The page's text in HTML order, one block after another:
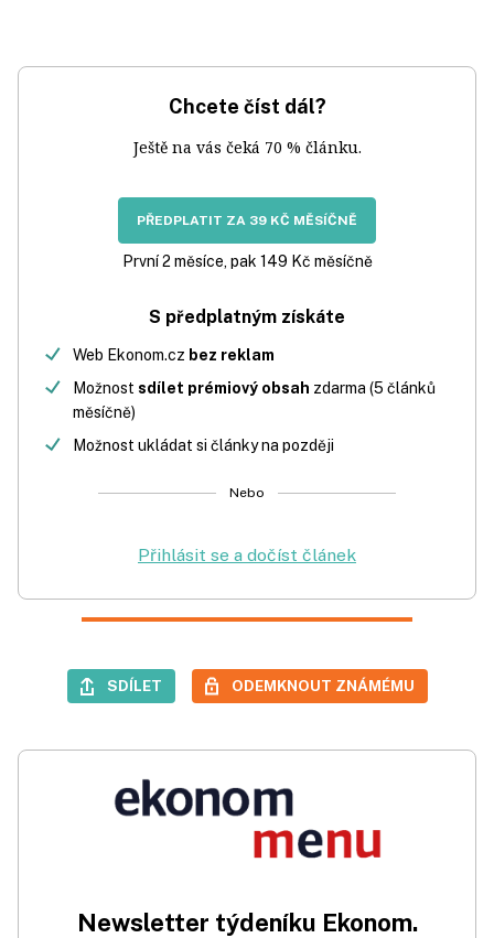
Chcete číst dál?
Ještě na vás čeká 70 % článku.
PŘEDPLATIT ZA 39 KČ MĚSÍČNĚ
První 2 měsíce, pak 149 Kč měsíčně
S předplatným získáte
Web Ekonom.cz bez reklam
Možnost sdílet prémiový obsah zdarma (5 článků
měsíčně)
Možnost ukládat si články na později
Nebo
Přihlásit se a dočíst článek
SDÍLET ODEMKNOUT ZNÁMÉMU
Newsletter týdeníku Ekonom.